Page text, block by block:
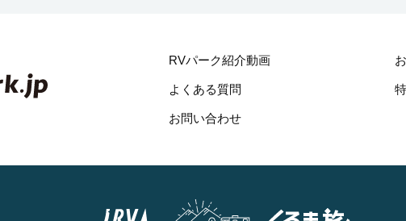
RVパーク紹介動画
よくある質問
お問い合わせ